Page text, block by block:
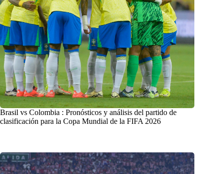
Brasil vs Colombia : Pronósticos y análisis del partido de
clasificación para la Copa Mundial de la FIFA 2026